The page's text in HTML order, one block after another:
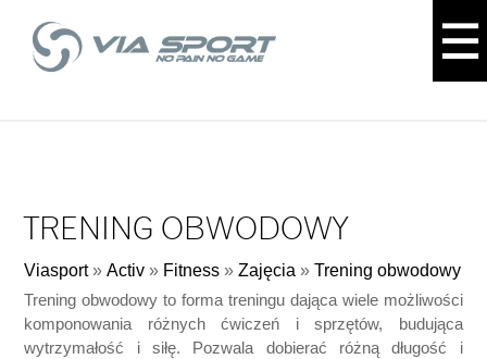
TRENING OBWODOWY
Viasport»Activ » Fitness »Zajęcia »Trening obwodowy
Trening obwodowy to forma treningu dająca wiele możliwości
komponowania różnych ćwiczeń i sprzętów, budująca
wytrzymałość i siłę. Pozwala dobierać różną długość i